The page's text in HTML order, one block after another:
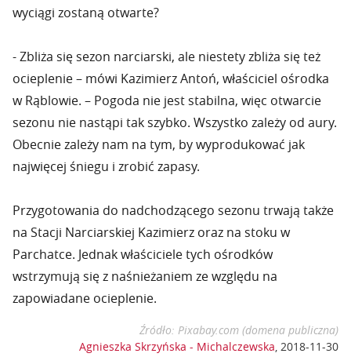
wyciągi zostaną otwarte?
- Zbliża się sezon narciarski, ale niestety zbliża się też
ocieplenie – mówi Kazimierz Antoń, właściciel ośrodka
w Rąblowie. – Pogoda nie jest stabilna, więc otwarcie
sezonu nie nastąpi tak szybko. Wszystko zależy od aury.
Obecnie zależy nam na tym, by wyprodukować jak
najwięcej śniegu i zrobić zapasy.
Przygotowania do nadchodzącego sezonu trwają także
na Stacji Narciarskiej Kazimierz oraz na stoku w
Parchatce. Jednak właściciele tych ośrodków
wstrzymują się z naśnieżaniem ze względu na
zapowiadane ocieplenie.
Źródło: Pixabay.com (domena publiczna)
Agnieszka Skrzyńska - Michalczewska, 2018-11-30